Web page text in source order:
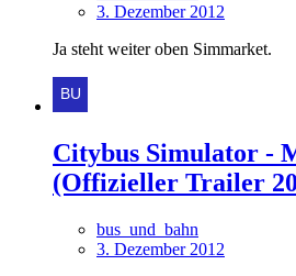
3. Dezember 2012
Ja steht weiter oben Simmarket.
Citybus Simulator -
(Offizieller Trailer
bus_und_bahn
3. Dezember 2012